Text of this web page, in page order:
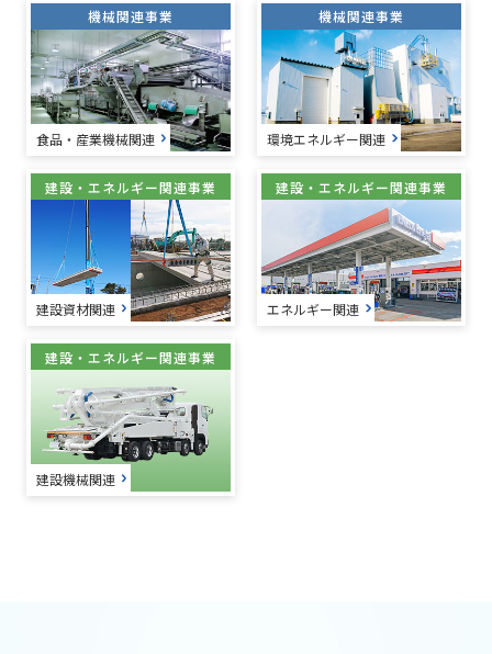
機械関連事業
食品・産業機械関連
機械関連事業
環境エネルギー関連
建設・エネルギー関連事業
建設資材関連
建設・エネルギー関連事業
エネルギー関連
建設・エネルギー関連事業
建設機械関連